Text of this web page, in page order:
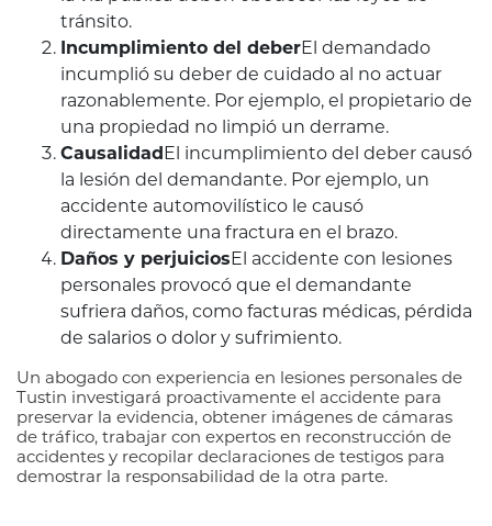
tránsito.
Incumplimiento del deberEl demandado
incumplió su deber de cuidado al no actuar
razonablemente. Por ejemplo, el propietario de
una propiedad no limpió un derrame.
Causalidad El incumplimiento del deber causó
la lesión del demandante. Por ejemplo, un
accidente automovilístico le causó
directamente una fractura en el brazo.
Daños y perjuicios El accidente con lesiones
personales provocó que el demandante
sufriera daños, como facturas médicas, pérdida
de salarios o dolor y sufrimiento.
Un abogado con experiencia en lesiones personales de
Tustin investigará proactivamente el accidente para
preservar la evidencia, obtener imágenes de cámaras
de tráfico, trabajar con expertos en reconstrucción de
accidentes y recopilar declaraciones de testigos para
demostrar la responsabilidad de la otra parte.